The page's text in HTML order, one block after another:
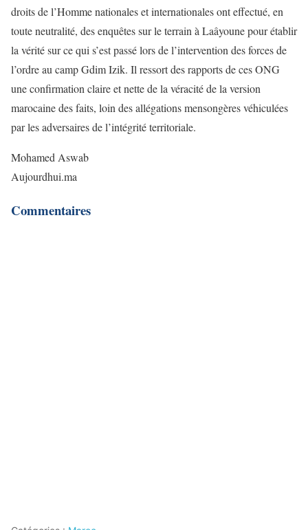
droits de l’Homme nationales et internationales ont effectué, en
toute neutralité, des enquêtes sur le terrain à Laâyoune pour établir
la vérité sur ce qui s’est passé lors de l’intervention des forces de
l’ordre au camp Gdim Izik. Il ressort des rapports de ces ONG
une confirmation claire et nette de la véracité de la version
marocaine des faits, loin des allégations mensongères véhiculées
par les adversaires de l’intégrité territoriale.
Mohamed Aswab
Aujourdhui.ma
Commentaires